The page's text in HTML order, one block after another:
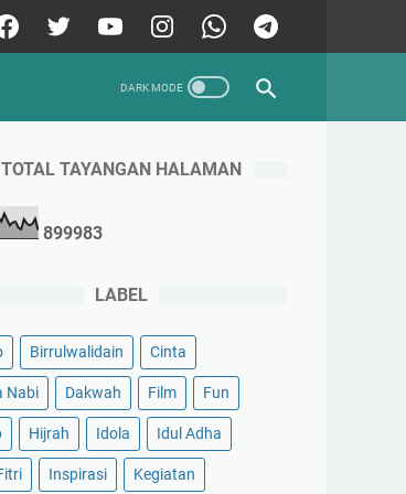
TOTAL TAYANGAN HALAMAN
899983
LABEL
Birrulwalidain Cinta
Nabi Dakwah Film Fun
Hijrah Idola Idul Adha
Inspirasi Kegiatan